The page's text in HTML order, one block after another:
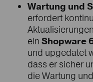
Wartung und
erfordert
ein Shopware
und upgedatet
dass er sicher
die Wartung